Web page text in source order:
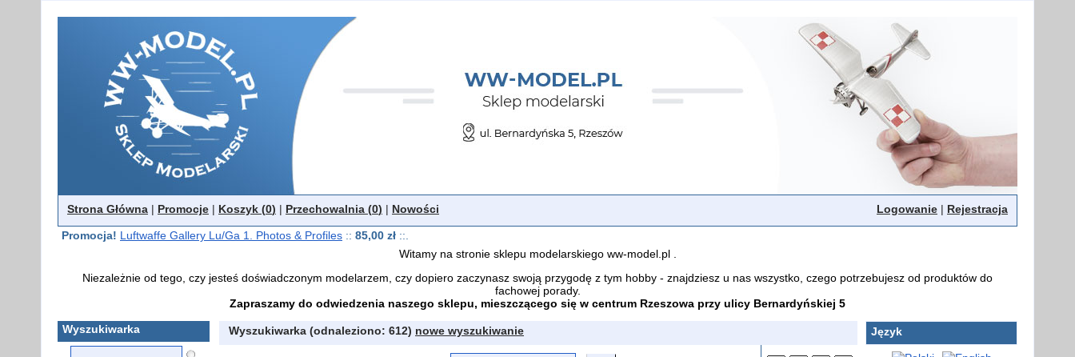
Strona Główna | Promocje | Koszyk (0) | Przechowalnia (0) | Nowości Logowanie | Rejestracja
Promocja! Luftwaffe Gallery Lu/Ga 1. Photos & Profiles :: 85,00 zł ::.
Witamy na stronie sklepu modelarskiego ww-model.pl .
Niezależnie od tego, czy jesteś doświadczonym modelarzem, czy dopiero zaczynasz swoją przygodę z tym hobby - znajdziesz u nas wszystko, czego potrzebujesz od produktów do
fachowej porady.
Zapraszamy do odwiedzenia naszego sklepu, mieszczącego się w centrum Rzeszowa przy ulicy Bernardyńskiej 5
Wyszukiwarka
Wyszukiwarka (odnaleziono: 612) nowe wyszukiwanie Język